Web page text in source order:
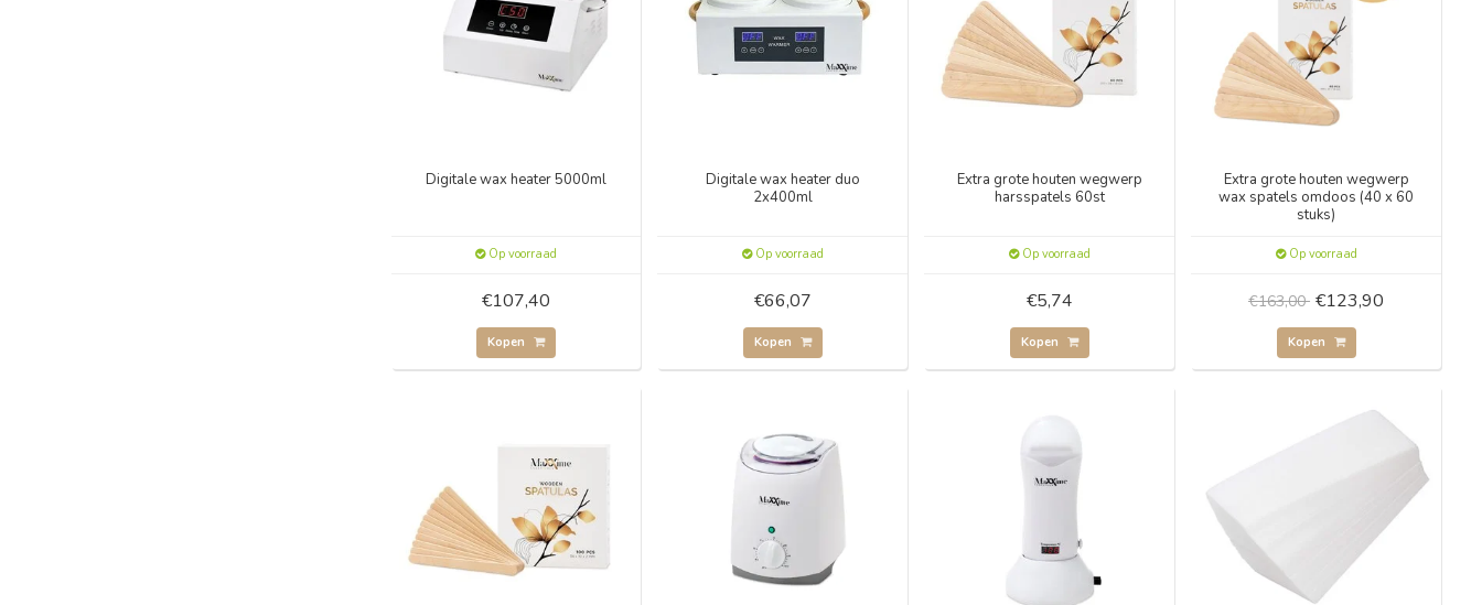
Digitale wax heater 5000ml
Op voorraad
€107,40
Kopen
Digitale wax heater duo
2x400ml
Op voorraad
€66,07
Kopen
Extra grote houten wegwerp
harsspatels 60st
Op voorraad
€5,74
Kopen
Extra grote houten wegwerp
wax spatels omdoos (40 x 60
stuks)
Op voorraad
€163,00 €123,90
Kopen